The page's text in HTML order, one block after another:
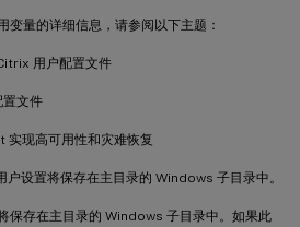
变量的详细信息，请参阅以下主题：
用户配置文件
置文件
现高可用性和灾难恢复
户设置将保存在主目录的 Windows 子目录中。
保存在主目录的 Windows 子目录中。如果此